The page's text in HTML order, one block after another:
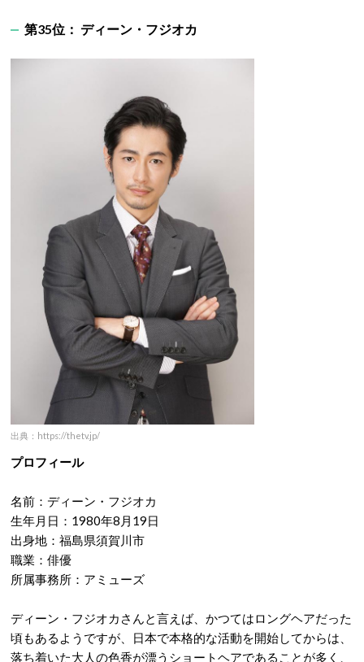
第35位： ディーン・フジオカ
出典：https://thetv.jp/
プロフィール
名前：ディーン・フジオカ
生年月日：1980年8月19日
出身地：福島県須賀川市
職業：俳優
所属事務所：アミューズ
ディーン・フジオカさんと言えば、かつてはロングヘアだった
頃もあるようですが、日本で本格的な活動を開始してからは、
落ち着いた大人の色香が漂うショートヘアであることが多く、